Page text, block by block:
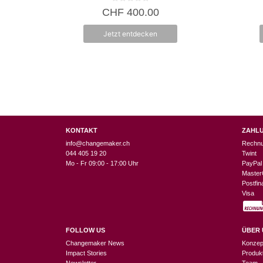
0
v
5
CHF400.00
Jetzt entdecken
KONTAKT
info@changemaker.ch
044 405 19 20
Mo - Fr 09:00 - 17:00 Uhr
FOLLOW US
Changemaker News
Impact Stories
Twint
PayPal
Visa
ÜBER